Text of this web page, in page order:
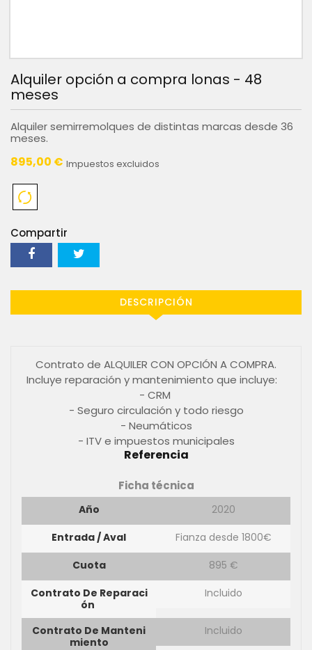
Alquiler opción a compra lonas - 48
meses
Alquiler semirremolques de distintas marcas desde 36
meses.
895,00 € Impuestos excluidos
Compartir
DESCRIPCIÓN
Contrato de ALQUILER CON OPCIÓN A COMPRA.
Incluye reparación y mantenimiento que incluye:
- CRM
- Seguro circulación y todo riesgo
- Neumáticos
- ITV e impuestos municipales
Referencia
Ficha técnica
Año
2020
Entrada / Aval
Fianza desde 1800€
Cuota
895 €
Contrato De Reparaci
Ón
Incluido
Contrato De Manteni
Miento
Incluido